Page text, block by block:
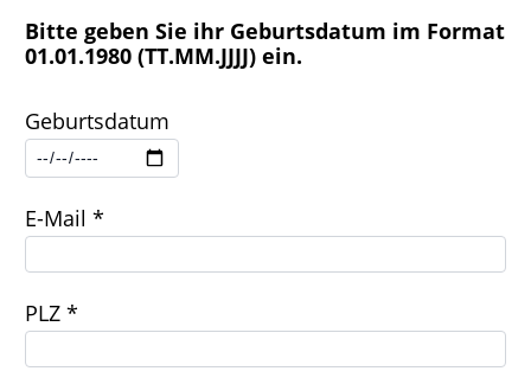
Bitte geben Sie ihr Geburtsdatum im Format
01.01.1980 (TT.MM.JJJJ) ein.
Geburtsdatum
E-Mail *
PLZ *